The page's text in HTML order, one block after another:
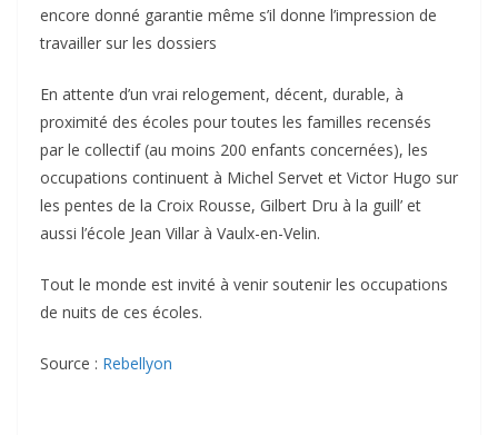
encore donné garantie même s’il donne l’impression de
travailler sur les dossiers
En attente d’un vrai relogement, décent, durable, à
proximité des écoles pour toutes les familles recensés
par le collectif (au moins 200 enfants concernées), les
occupations continuent à Michel Servet et Victor Hugo sur
les pentes de la Croix Rousse, Gilbert Dru à la guill’ et
aussi l’école Jean Villar à Vaulx-en-Velin.
Tout le monde est invité à venir soutenir les occupations
de nuits de ces écoles.
Source : Rebellyon